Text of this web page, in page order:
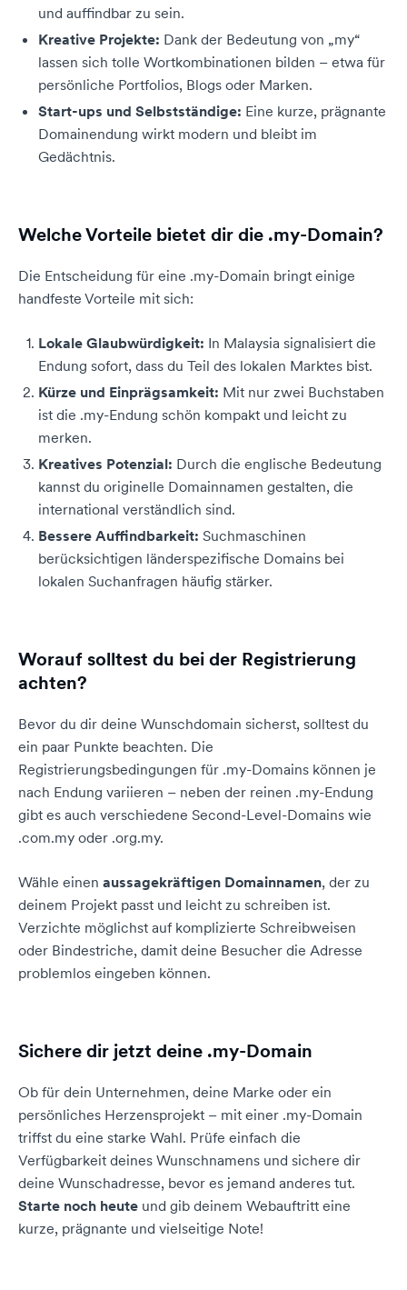
und auffindbar zu sein.
Kreative Projekte: Dank der Bedeutung von „my“
lassen sich tolle Wortkombinationen bilden – etwa für
persönliche Portfolios, Blogs oder Marken.
Start-ups und Selbstständige: Eine kurze, prägnante
Domainendung wirkt modern und bleibt im
Gedächtnis.
Welche Vorteile bietet dir die .my-Domain?
Die Entscheidung für eine .my-Domain bringt einige
handfeste Vorteile mit sich:
Lokale Glaubwürdigkeit: In Malaysia signalisiert die
Endung sofort, dass du Teil des lokalen Marktes bist.
Kürze und Einprägsamkeit: Mit nur zwei Buchstaben
ist die .my-Endung schön kompakt und leicht zu
merken.
Kreatives Potenzial: Durch die englische Bedeutung
kannst du originelle Domainnamen gestalten, die
international verständlich sind.
Bessere Auffindbarkeit: Suchmaschinen
berücksichtigen länderspezifische Domains bei
lokalen Suchanfragen häufig stärker.
Worauf solltest du bei der Registrierung
achten?
Bevor du dir deine Wunschdomain sicherst, solltest du
ein paar Punkte beachten. Die
Registrierungsbedingungen für .my-Domains können je
nach Endung variieren – neben der reinen .my-Endung
gibt es auch verschiedene Second-Level-Domains wie
.com.my oder .org.my.
Wähle einen aussagekräftigen Domainnamen, der zu
deinem Projekt passt und leicht zu schreiben ist.
Verzichte möglichst auf komplizierte Schreibweisen
oder Bindestriche, damit deine Besucher die Adresse
problemlos eingeben können.
Sichere dir jetzt deine .my-Domain
Ob für dein Unternehmen, deine Marke oder ein
persönliches Herzensprojekt – mit einer .my-Domain
triffst du eine starke Wahl. Prüfe einfach die
Verfügbarkeit deines Wunschnamens und sichere dir
deine Wunschadresse, bevor es jemand anderes tut.
Starte noch heute und gib deinem Webauftritt eine
kurze, prägnante und vielseitige Note!